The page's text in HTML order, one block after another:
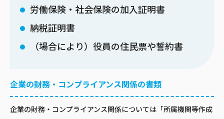
労働保険・社会保険の加入証明書
納税証明書
（場合により）役員の住民票や誓約書
企業の財務・コンプライアンス関係の書類
企業の財務・コンプライアンス関係については「所属機関等作成